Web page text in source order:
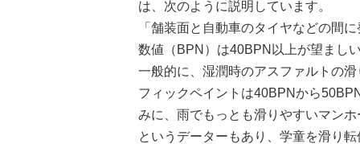
は、次のように説明しています。
「舗装面と自動車のタイヤなどの間
数値（BPN）は40BPN以上が望まし
一般的に、湿潤時のアスファルトの
フィックペイントは40BPNから
みに、雨でもっとも滑りやすいマン
というデーターもあり、学童を滑り